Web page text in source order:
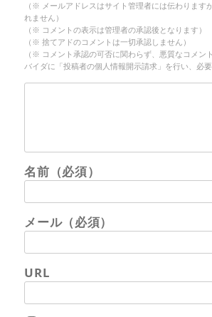
（※ メールアドレスはサイト管理者には伝わります
れません）
（※ コメントの表示は管理者の承認後となります）
（※ 捨てアドのコメントは一切承認しません）
（※ コメント承認の可否に関わらず、悪質なコメン
バイダに「投稿者の個人情報開示請求」を行い、必要
名前（必須）
メール（必須）
URL